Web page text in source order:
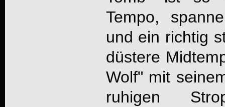
Tempo,
und ein richtig
düstere
Wolf" mit
ruhigen